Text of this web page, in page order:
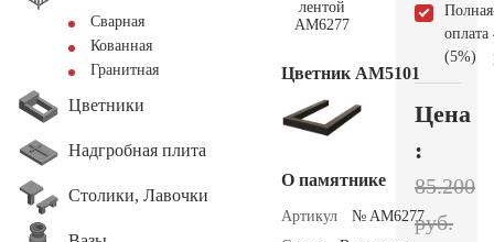
Сварная
Кованная
Гранитная
Цветники
Надгробная плита
Столики, Лавочки
Цветник АМ5101
О памятнике
Артикул
№ AM6277
Полная
оплата
(5%)
Цена
:
85.200
руб.